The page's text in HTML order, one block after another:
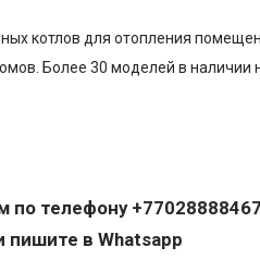
котлов для отопления
Более 30 моделей в наличии
по телефону+77028888467
пишите в Whatsapp